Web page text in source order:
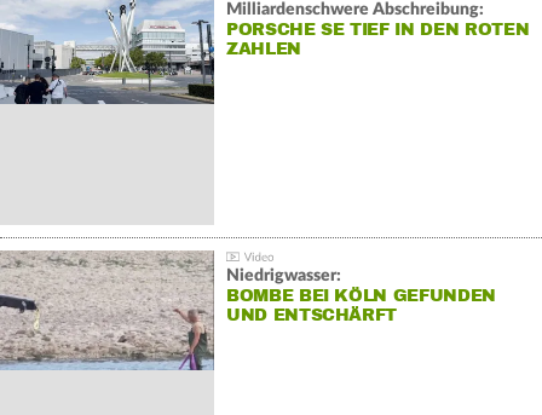
Milliardenschwere Abschreibung:
PORSCHE SE TIEF IN DEN ROTEN
ZAHLEN
Niedrigwasser:
BOMBE BEI KÖLN GEFUNDEN
UND ENTSCHÄRFT